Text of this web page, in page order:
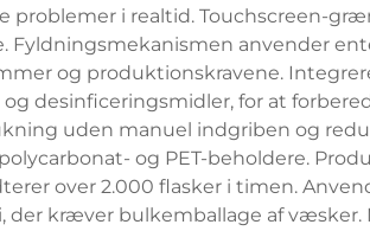
i realtid. Touchscreen-
anvender
og produktionskravene.
desinficeringsmidler, for at
uden manuel indgriben og
og PET-beholdere.
over 2.000 flasker i timen.
kræver bulkemballage af